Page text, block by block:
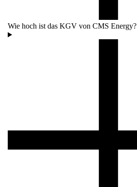
Wie hoch ist das KGV von CMS Energy?